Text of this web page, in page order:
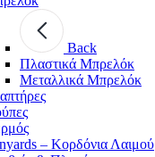
Back
Πλαστικά Μπρελόκ
Μεταλλικά Μπρελόκ
– Kορδόνια Λαιμού